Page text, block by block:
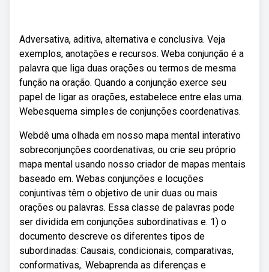
Adversativa, aditiva, alternativa e conclusiva. Veja
exemplos, anotações e recursos. Weba conjunção é a
palavra que liga duas orações ou termos de mesma
função na oração. Quando a conjunção exerce seu
papel de ligar as orações, estabelece entre elas uma.
Webesquema simples de conjunções coordenativas.
Webdê uma olhada em nosso mapa mental interativo
sobreconjunções coordenativas, ou crie seu próprio
mapa mental usando nosso criador de mapas mentais
baseado em. Webas conjunções e locuções
conjuntivas têm o objetivo de unir duas ou mais
orações ou palavras. Essa classe de palavras pode
ser dividida em conjunções subordinativas e. 1) o
documento descreve os diferentes tipos de
subordinadas: Causais, condicionais, comparativas,
conformativas,. Webaprenda as diferenças e